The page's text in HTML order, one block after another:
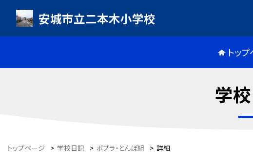
安城市立二本木小学校
トッ
学
トップページ > 学校日記 > ポプラ・とんぼ組 > 詳細